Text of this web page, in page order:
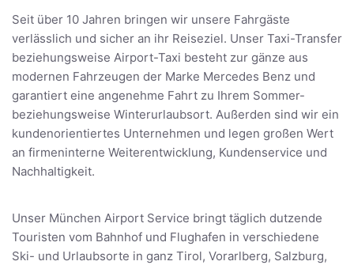
Seit über 10 Jahren bringen wir unsere Fahrgäste
verlässlich und sicher an ihr Reiseziel. Unser Taxi-Transfer
beziehungsweise Airport-Taxi besteht zur gänze aus
modernen Fahrzeugen der Marke Mercedes Benz und
garantiert eine angenehme Fahrt zu Ihrem Sommer-
beziehungsweise Winterurlaubsort. Außerden sind wir ein
kundenorientiertes Unternehmen und legen großen Wert
an firmeninterne Weiterentwicklung, Kundenservice und
Nachhaltigkeit.
Unser München Airport Service bringt täglich dutzende
Touristen vom Bahnhof und Flughafen in verschiedene
Ski- und Urlaubsorte in ganz Tirol, Vorarlberg, Salzburg,